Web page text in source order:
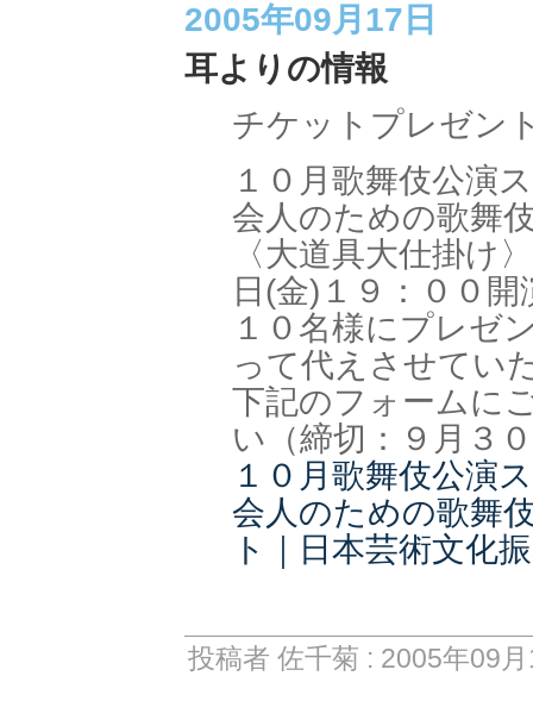
2005年09月17日
耳よりの情報
チケットプレゼン
１０月歌舞伎公演
会人のための歌舞
〈大道具大仕掛け
日(金)１９：００
１０名様にプレゼ
って代えさせてい
下記のフォームに
い（締切：９月３
１０月歌舞伎公演
会人のための歌舞
ト｜日本芸術文化
投稿者 佐千菊 : 2005年09